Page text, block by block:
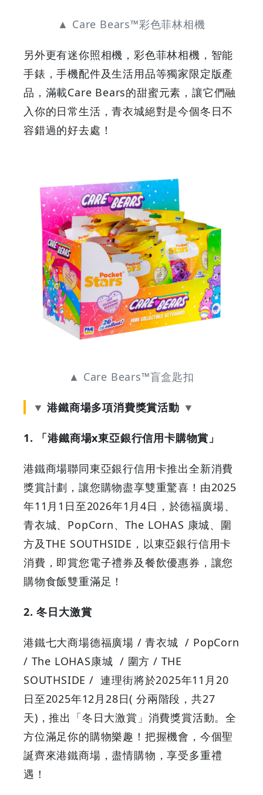
▲ Care Bears™彩色菲林相機
另外更有迷你照相機，彩色菲林相機，智能
手錶，手機配件及生活用品等獨家限定版產
品，滿載Care Bears的甜蜜元素，讓它們融
入你的日常生活，青衣城絕對是今個冬日不
容錯過的好去處！
▲ Care Bears™盲盒匙扣
港鐵商場多項消費獎賞活動
1. 「港鐵商場x東亞銀行信用卡購物賞」
港鐵商場聯同東亞銀行信用卡推出全新消費
獎賞計劃，讓您購物盡享雙重驚喜！由2025
年11月1日至2026年1月4日，於德福廣場、
青衣城、PopCorn、The LOHAS 康城、圍
方及THE SOUTHSIDE，以東亞銀行信用卡
消費，即賞您電子禮券及餐飲優惠券，讓您
購物食飯雙重滿足！
2. 冬日大激賞
港鐵七大商場德福廣場 /青衣城 / PopCorn
/ The LOHAS康城 / 圍方 / THE
SOUTHSIDE /連理街將於2025年11 月 20
日至2025年12月28日(分兩階段，共27
天) ，推出「冬日大激賞」消費獎賞活動。全
方位滿足你的購物樂趣！把握機會，今個聖
誕齊來港鐵商場，盡情購物，享受多重禮
遇！